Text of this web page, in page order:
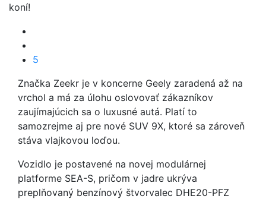
koní!
5
Značka Zeekr je v koncerne Geely zaradená až na
vrchol a má za úlohu oslovovať zákazníkov
zaujímajúcich sa o luxusné autá. Platí to
samozrejme aj pre nové SUV 9X, ktoré sa zároveň
stáva vlajkovou loďou.
Vozidlo je postavené na novej modulárnej
platforme SEA-S, pričom v jadre ukrýva
preplňovaný benzínový štvorvalec DHE20-PFZ